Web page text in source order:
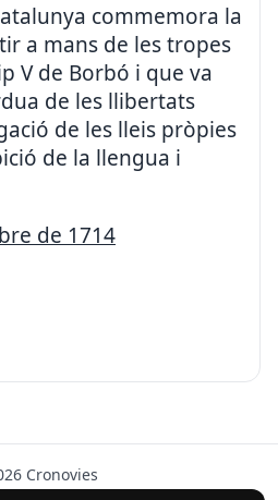
commemora la
a mans de les tropes
V de Borbó i que va
de les llibertats
de les lleis pròpies
de la llengua i
de 1714
Cronovies